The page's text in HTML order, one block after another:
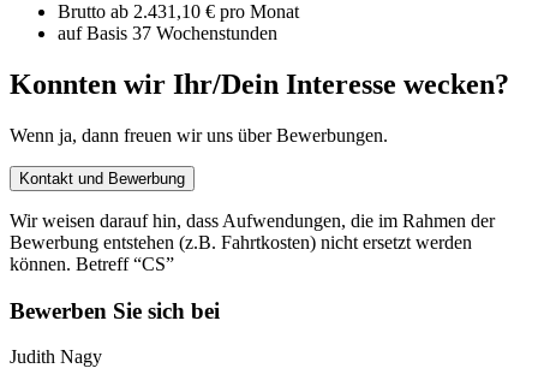
Brutto ab 2.431,10 € pro Monat
auf Basis 37 Wochenstunden
Konnten wir Ihr/Dein Interesse wecken?
Wenn ja, dann freuen wir uns über Bewerbungen.
Kontakt und Bewerbung
Wir weisen darauf hin, dass Aufwendungen, die im Rahmen der
Bewerbung entstehen (z.B. Fahrtkosten) nicht ersetzt werden
können. Betreff “CS”
Bewerben Sie sich bei
Judith Nagy